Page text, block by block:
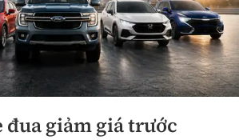
đua giảm giá trước